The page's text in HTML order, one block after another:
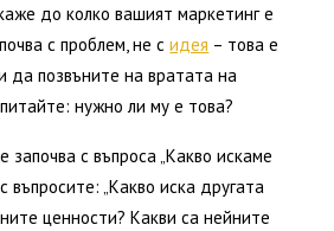
до колко вашият маркетинг е
с проблем, не сидея – това е
да позвъните на вратата на
нужно ли му е това?
започва с въпроса „Какво искаме
въпросите: „Какво иска другата
ценности? Какви са нейните